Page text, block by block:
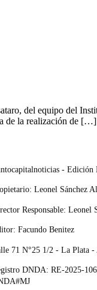
del equipo del
de la realización de […]
- Edición
Leonel Sánchez
Responsable: Leonel
Facundo Benitez
71 N°25 1/2 - La Plata -
DNDA: RE-2025-